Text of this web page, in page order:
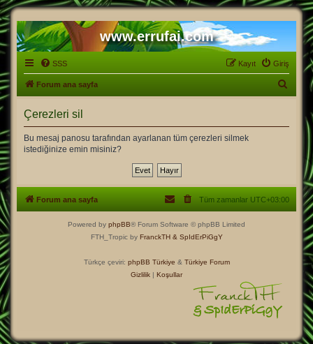
www.errufai.com
SSS Giriş
Kayıt
Forum ana sayfa
Çerezleri sil
Bu mesaj panosu tarafından ayarlanan tüm çerezleri silmek
istediğinize emin misiniz?
Forum ana sayfa Tüm zamanlar UTC+03:00
Powered by phpBB® Forum Software © phpBB Limited
FTH_Tropic by FranckTH & SpIdErPiGgY
Türkçe çeviri: phpBB Türkiye & Türkiye Forum
Gizlilik | Koşullar